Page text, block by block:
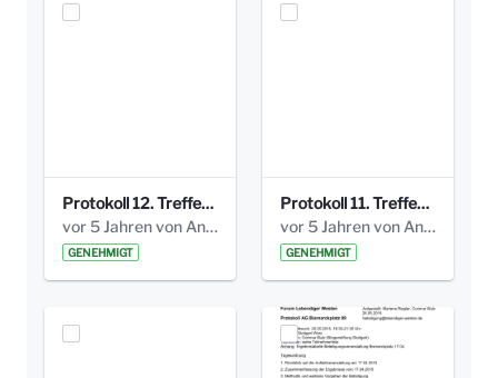
Protokoll 12. Treffen 20150921 AG Bismarckplatz.pdf
vor 5 Jahren von Anni Schlumberger
GENEHMIGT
Protokoll 11. Treffen 20150901 AG Bismarckplatz.pdf
vor 5 Jahren von Anni Schlumberger
GENEHMIGT